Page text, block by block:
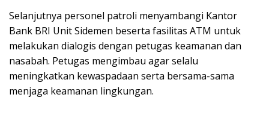
Selanjutnya personel patroli menyambangi Kantor
Bank BRI Unit Sidemen beserta fasilitas ATM untuk
melakukan dialogis dengan petugas keamanan dan
nasabah. Petugas mengimbau agar selalu
meningkatkan kewaspadaan serta bersama-sama
menjaga keamanan lingkungan.